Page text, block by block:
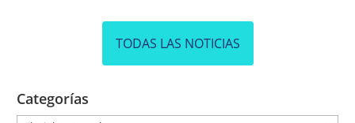
TODAS LAS NOTICIAS
Categorías